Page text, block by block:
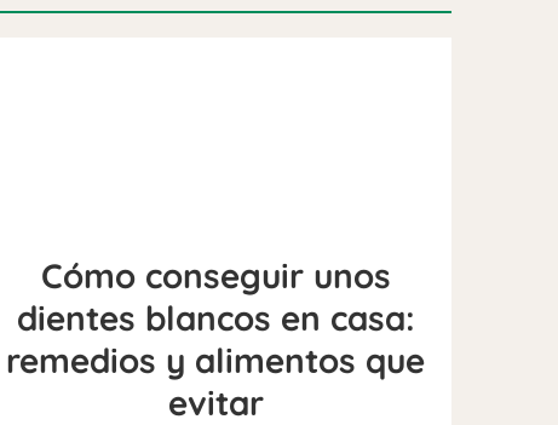
Cómo conseguir unos
dientes blancos en casa:
remedios y alimentos que
evitar